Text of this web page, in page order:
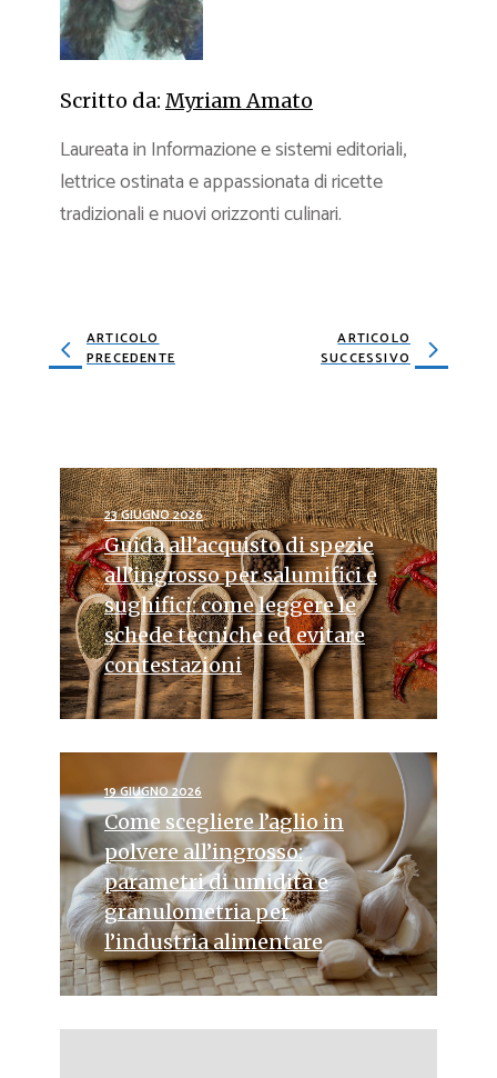
Scritto da: Myriam Amato
Laureata in Informazione e sistemi editoriali,
lettrice ostinata e appassionata di ricette
tradizionali e nuovi orizzonti culinari.
ARTICOLO
PRECEDENTE
ARTICOLO
SUCCESSIVO
23 GIUGNO 2026
Guida all’acquisto di spezie
all’ingrosso per salumifici e
sughifici: come leggere le
schede tecniche ed evitare
contestazioni
19 GIUGNO 2026
Come scegliere l’aglio in
polvere all’ingrosso:
parametri di umidità e
granulometria per
l’industria alimentare